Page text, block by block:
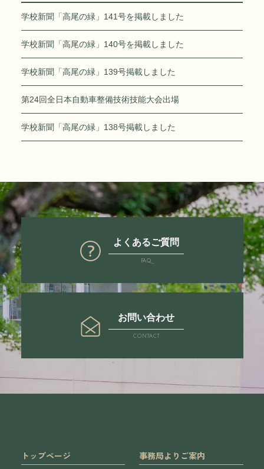
学校新聞「高尾の緑」141号を掲載しました
学校新聞「高尾の緑」140号を掲載しました
学校新聞「高尾の緑」139号掲載しました
第24回全日本自動車整備技術技能大会出場
学校新聞「高尾の緑」138号掲載しました
よくあるご質問
FAQ
お問い合わせ
CONTACT
トップページ 事務局よりご案内